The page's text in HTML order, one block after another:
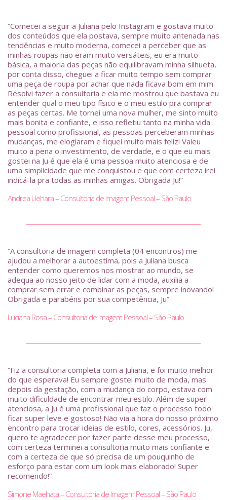
“Comecei a seguir a Juliana pelo Instagram e gostava muito
dos conteúdos que ela postava, sempre muito antenada nas
tendências e muito moderna, comecei a perceber que as
minhas roupas não eram muito versáteis, eu era muito
básica, a maioria das peças não equilibravam minha silhueta,
por conta disso, cheguei a ficar muito tempo sem comprar
uma peça de roupa por achar que nada ficava bom em mim.
Resolvi fazer a consultoria e ela me mostrou que bastava eu
entender qual o meu tipo físico e o meu estilo pra comprar
as peças certas. Me tornei uma nova mulher, me sinto muito
mais bonita e confiante, e isso refletiu tanto na minha vida
pessoal como profissional, as pessoas perceberam minhas
mudanças, me elogiaram e fiquei muito mais feliz! Valeu
muito a pena o investimento, de verdade, e o que eu mais
gostei na Ju é que ela é uma pessoa muito atenciosa e de
uma simplicidade que me conquistou e que com certeza irei
indicá-la pra todas as minhas amigas. Obrigada Ju!”
Andrea Uehara – Consultoria de Imagem Pessoal – São Paulo
“A consultoria de imagem completa (04 encontros) me
ajudou a melhorar a autoestima, pois a Juliana busca
entender como queremos nos mostrar ao mundo, se
adequa ao nosso jeito de lidar com a moda, auxilia a
comprar sem errar e combinar as peças, sempre inovando!
Obrigada e parabéns por sua competência, Ju”
Luciana Rosa – Consultoria de Imagem Pessoal – São Paulo
“Fiz a consultoria completa com a Juliana, e foi muito melhor
do que esperava! Eu sempre gostei muito de moda, mas
depois da gestação, com a mudança do corpo, estava com
muito dificuldade de encontrar meu estilo. Além de super
atenciosa, a Ju é uma profissional que faz o processo todo
ficar super leve e gostoso! Não via a hora do nosso próximo
encontro para trocar ideias de estilo, cores, acessórios. Ju,
quero te agradecer por fazer parte desse meu processo,
com certeza terminei a consultoria muito mais confiante e
com a certeza de que só precisa de um pouquinho de
esforço para estar com um look mais elaborado! Super
recomendo!”
Simone Maehata – Consultoria de Imagem Pessoal – São Paulo